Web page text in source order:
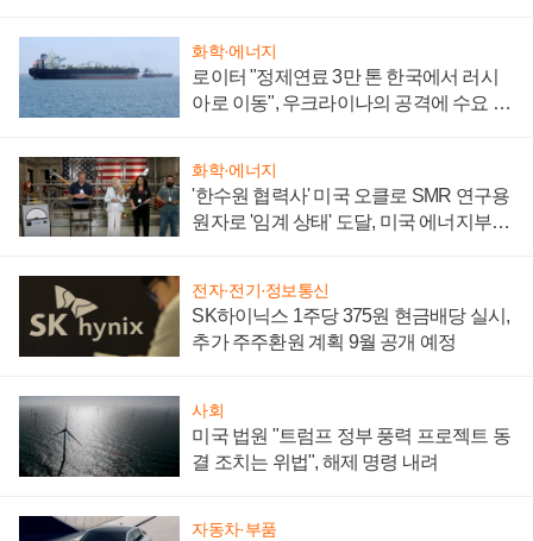
화학·에너지
로이터 "정제연료 3만 톤 한국에서 러시
아로 이동", 우크라이나의 공격에 수요 늘
화학·에너지
'한수원 협력사' 미국 오클로 SMR 연구용
원자로 '임계 상태' 도달, 미국 에너지부
전자·전기·정보통신
SK하이닉스 1주당 375원 현금배당 실시,
추가 주주환원 계획 9월 공개 예정
사회
미국 법원 "트럼프 정부 풍력 프로젝트 동
결 조치는 위법", 해제 명령 내려
자동차·부품